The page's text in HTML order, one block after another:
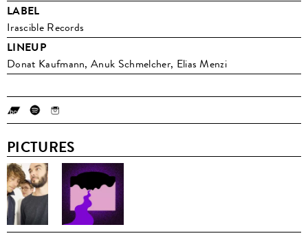
LABEL
Irascible Records
LINEUP
Donat Kaufmann, Anuk Schmelcher, Elias Menzi
PICTURES